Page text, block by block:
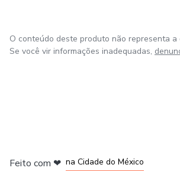
O conteúdo deste produto não representa a
Se você vir informações inadequadas,
Feito com ❤ na Cidade do México